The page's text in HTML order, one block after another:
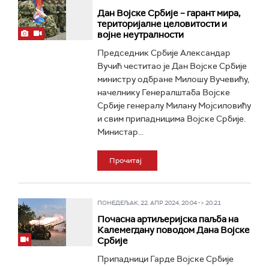
Дан Војске Србије – гарант мира,
територијалне целовитости и
војне неутралности
Председник Србије Александар
Вучић честитао је Дан Војске Србије
министру одбране Милошу Вучевићу,
начелнику Генералштаба Војске
Србије генералу Милану Мојсиловићу
и свим припадницима Војске Србије.
Министар...
Прочитај
ПОНЕДЕЉАК, 22. АПР 2024, 20:04 -> 20:21
Почасна артиљеријска паљба на
Калемегдану поводом Дана Војске
Србије
Припадници Гарде Војске Србије